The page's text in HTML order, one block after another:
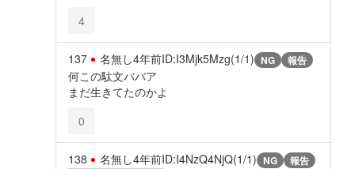
4
137 名無し4年前ID:I3Mjk5Mzg(1/1) NG 報告
何この駄文ババア
まだ生きてたのかよ
0
138 名無し4年前ID:I4NzQ4NjQ(1/1) NG 報告